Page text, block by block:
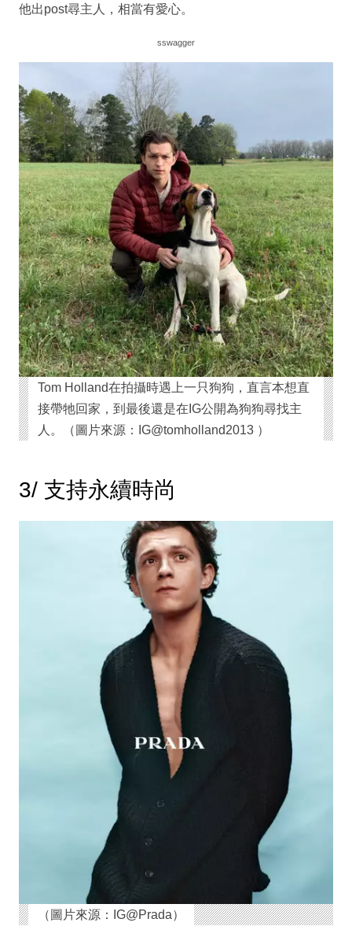
他出post尋主人，相當有愛心。
sswagger
Tom Holland在拍攝時遇上一只狗狗，直言本想直
接帶牠回家，到最後還是在IG公開為狗狗尋找主
人。（圖片來源：IG@tomholland2013 ）
3/ 支持永續時尚
（圖片來源：IG@Prada）